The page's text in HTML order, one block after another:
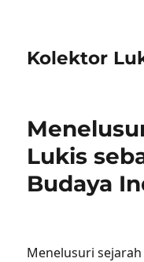
Kolektor
Lukis
Budaya
Menelusuri